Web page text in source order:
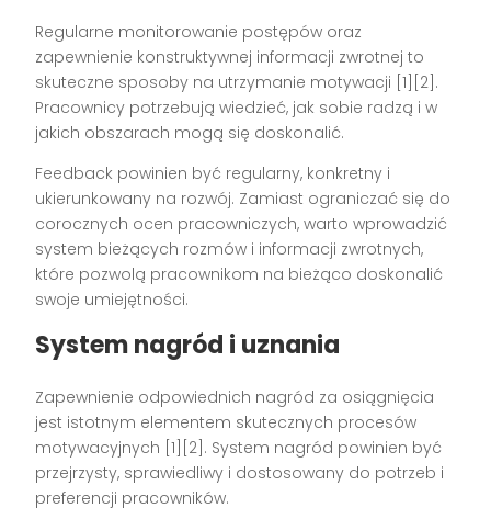
Regularne monitorowanie postępów oraz
zapewnienie konstruktywnej informacji zwrotnej to
skuteczne sposoby na utrzymanie motywacji [1][2].
Pracownicy potrzebują wiedzieć, jak sobie radzą i w
jakich obszarach mogą się doskonalić.
Feedback powinien być regularny, konkretny i
ukierunkowany na rozwój. Zamiast ograniczać się do
corocznych ocen pracowniczych, warto wprowadzić
system bieżących rozmów i informacji zwrotnych,
które pozwolą pracownikom na bieżąco doskonalić
swoje umiejętności.
System nagród i uznania
Zapewnienie odpowiednich nagród za osiągnięcia
jest istotnym elementem skutecznych procesów
motywacyjnych [1][2]. System nagród powinien być
przejrzysty, sprawiedliwy i dostosowany do potrzeb i
preferencji pracowników.